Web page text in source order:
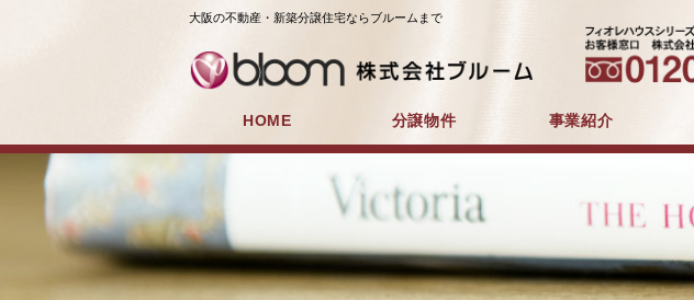
大阪の不動産・新築分譲住宅ならブルームまで
HOME 分譲物件 事業紹介